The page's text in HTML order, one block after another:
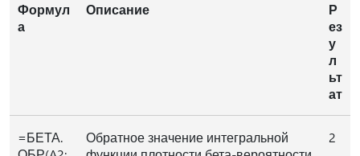
Формул
а
Описание
Р
ез
у
л
ьт
ат
=БЕТА.
Обратное значение интегральной
2